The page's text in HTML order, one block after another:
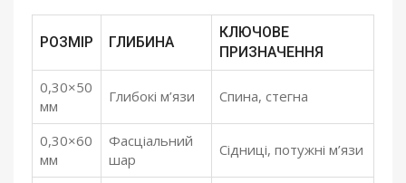
РОЗМІР ГЛИБИНА
КЛЮЧОВЕ
ПРИЗНАЧЕННЯ
0,30×50
мм
Глибокі м’язи Спина, стегна
0,30×60
мм
Фасціальний
шар
Сідниці, потужні м’язи